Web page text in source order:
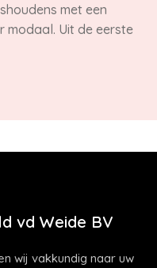
met een
modaal. Uit de eerste
vd Weide BV
wij vakkundig naar uw